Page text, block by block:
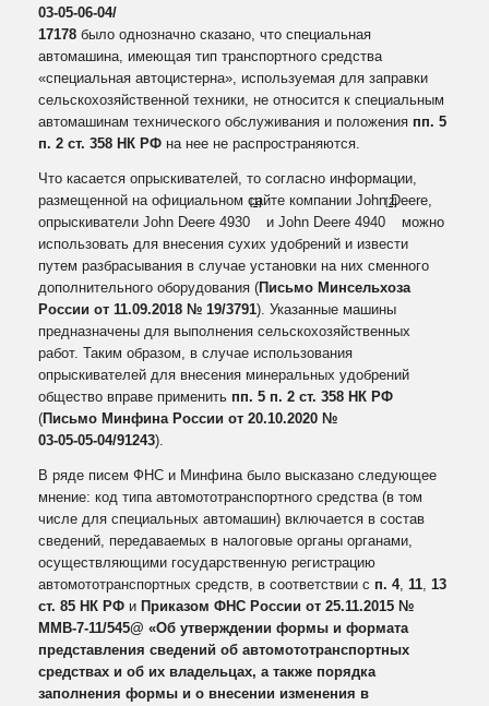
03‑05‑06‑04/
17178 было однозначно сказано, что специальная
автомашина, имеющая тип транспортного средства
«специальная автоцистерна», используемая для заправки
сельскохозяйственной техники, не относится к специальным
автомашинам технического обслуживания и положения пп. 5
п. 2 ст. 358 НК РФ на нее не распространяются.
Что касается опрыскивателей, то согласно информации,
размещенной на официальном сайте компании John Deere,
опрыскиватели John Deere 4930
[1]
и John Deere 4940
[2]
можно
использовать для внесения сухих удобрений и извести
путем разбрасывания в случае установки на них сменного
дополнительного оборудования (Письмо Минсельхоза
России от 11.09.2018 № 19/3791). Указанные машины
предназначены для выполнения сельскохозяйственных
работ. Таким образом, в случае использования
опрыскивателей для внесения минеральных удобрений
общество вправе применить пп. 5 п. 2 ст. 358 НК РФ
(Письмо Минфина России от 20.10.2020 №
03‑05‑05‑04/91243).
В ряде писем ФНС и Минфина было высказано следующее
мнение: код типа автомототранспортного средства (в том
числе для специальных автомашин) включается в состав
сведений, передаваемых в налоговые органы органами,
осуществляющими государственную регистрацию
автомототранспортных средств, в соответствии с п. 4, 11, 13
ст. 85 НК РФ и Приказом ФНС России от 25.11.2015 №
ММВ-7-11/545@ «Об утверждении формы и формата
представления сведений об автомототранспортных
средствах и об их владельцах, а также порядка
заполнения формы и о внесении изменения в